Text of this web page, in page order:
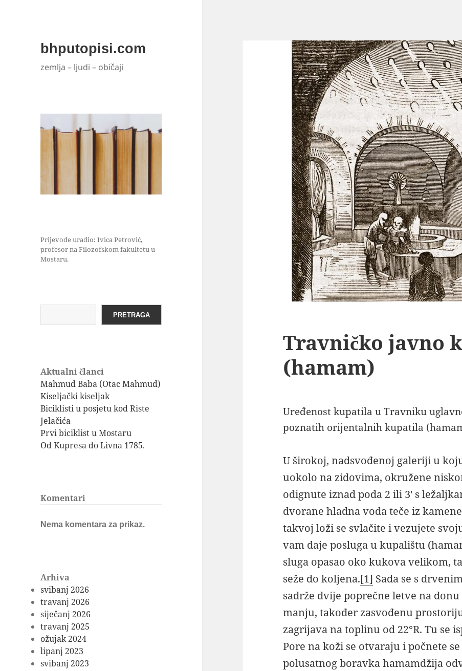
bhputopisi.com
zemlja – ljudi – običaji
Prijevode uradio: Ivica Petrović,
profesor na Filozofskom fakultetu u
Mostaru.
PRETRAGA
Aktualni članci
Mahmud Baba (Otac Mahmud)
Kiseljački kiseljak
Biciklisti u posjetu kod Riste
Jelačića
Prvi biciklist u Mostaru
Od Kupresa do Livna 1785.
Komentari
Nema komentara za prikaz.
Arhiva
svibanj 2026
travanj 2026
siječanj 2026
travanj 2025
ožujak 2024
lipanj 2023
svibanj 2023
Travničko javno
(hamam)
Uređenost kupatila u Travniku
poznatih orijentalnih kupatila
U širokoj, nadsvođenoj galeriji u
uokolo na zidovima, okružene
odignute iznad poda 2 ili 3′ s
dvorane hladna voda teče iz
takvoj loži se svlačite i vezujete
vam daje posluga u kupalištu
sluga opasao oko kukova velikom,
seže do koljena.[1] Sada se s
sadrže dvije poprečne letve na
manju, također zasvođenu
zagrijava na toplinu od 22°R. Tu se
Pore na koži se otvaraju i počnete
polusatnog boravka hamamdžija